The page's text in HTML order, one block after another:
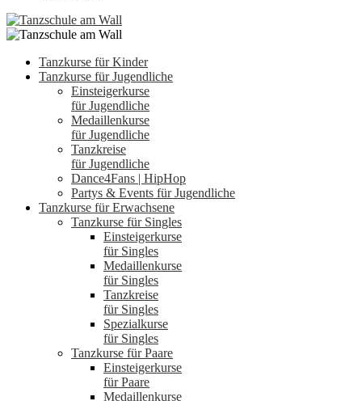
Tanzkurse für Kinder
Tanzkurse für Jugendliche
Einsteigerkurse
für Jugendliche
Medaillenkurse
für Jugendliche
Tanzkreise
für Jugendliche
Dance4Fans | HipHop
Partys & Events für Jugendliche
Tanzkurse für Erwachsene
Tanzkurse für Singles
Einsteigerkurse
für Singles
Medaillenkurse
für Singles
Tanzkreise
für Singles
Spezialkurse
für Singles
Tanzkurse für Paare
Einsteigerkurse
für Paare
Medaillenkurse